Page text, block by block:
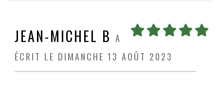
JEAN-MICHEL B A
ÉCRIT LE DIMANCHE 13 AOÛT 2023